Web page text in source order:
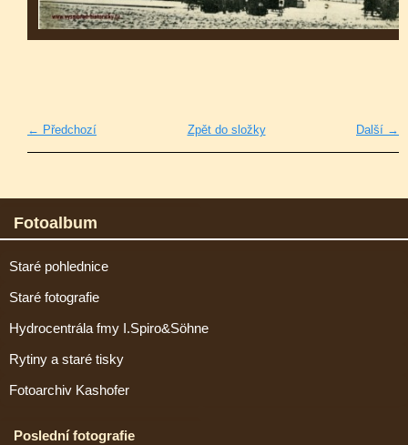
← Předchozí Další →
Zpět do složky
Fotoalbum
Staré pohlednice
Staré fotografie
Hydrocentrála fmy I.Spiro&Söhne
Rytiny a staré tisky
Fotoarchiv Kashofer
Poslední fotografie